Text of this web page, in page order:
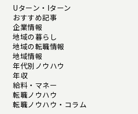
Uターン・Iターン
おすすめ記事
企業情報
地域の暮らし
地域の転職情報
地域情報
年代別ノウハウ
年収
給料・マネー
転職ノウハウ
転職ノウハウ・コラム